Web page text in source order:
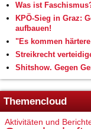
Was ist
KPÖ-Sieg in Graz:
aufbauen!
"Es kommen
Streikrecht
Shitshow. Gegen
Themencloud
Aktivitäten und